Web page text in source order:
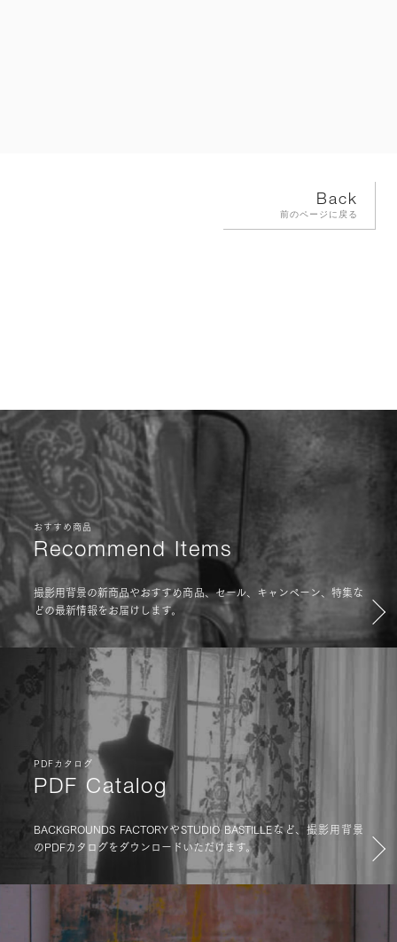
Back
前のページに戻る
おすすめ商品
Recommend Items
撮影用背景の新商品やおすすめ商品、セール、キャンペーン、特集な
どの最新情報をお届けします。
PDFカタログ
PDF Catalog
BACKGROUNDS FACTORYやSTUDIO BASTILLEなど、撮影用背景
のPDFカタログをダウンロードいただけます。